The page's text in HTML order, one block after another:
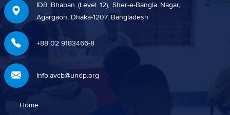
IDB Bhaban (Level 12), Sher-e-Bangla Nagar,
Agargaon, Dhaka-1207, Bangladesh
+88 02 9183466-8
Info.avcb@undp.org
Home